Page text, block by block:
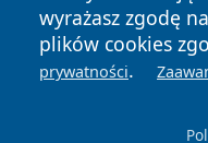
wyrażasz zgodę
plików cookies
prywatności.